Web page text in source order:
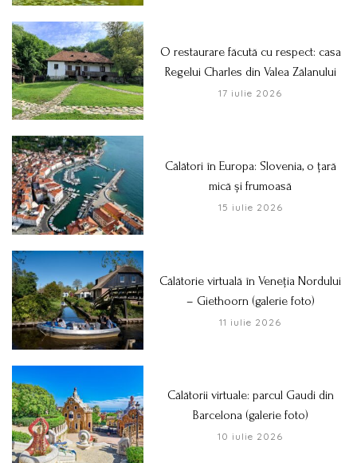
O restaurare făcută cu respect: casa
Regelui Charles din Valea Zălanului
17 iulie 2026
Călători în Europa: Slovenia, o țară
mică și frumoasă
15 iulie 2026
Călătorie virtuală în Veneția Nordului
– Giethoorn (galerie foto)
11 iulie 2026
Călătorii virtuale: parcul Gaudi din
Barcelona (galerie foto)
10 iulie 2026